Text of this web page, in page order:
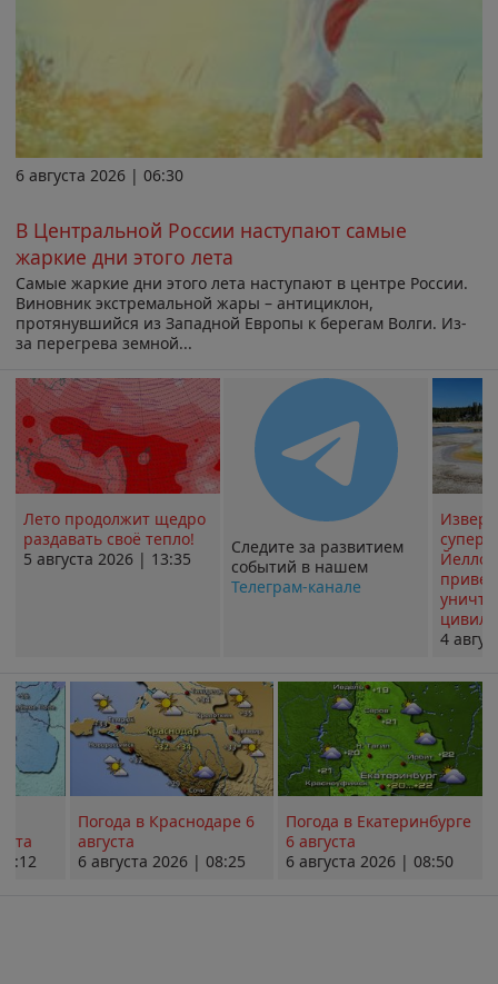
6 августа 2026 | 06:30
В Центральной России наступают самые
жаркие дни этого лета
Самые жаркие дни этого лета наступают в центре России.
Виновник экстремальной жары – антициклон,
протянувшийся из Западной Европы к берегам Волги. Из-
за перегрева земной...
Лето продолжит щедро
раздавать своё тепло!
5 августа 2026 | 13:35
Следите за развитием
событий в нашем
Телеграм-канале
4
Погода в Краснодаре 6
августа
6 августа 2026 | 08:25
Погода в Екатеринбурге
6 августа
6 августа 2026 | 08:50